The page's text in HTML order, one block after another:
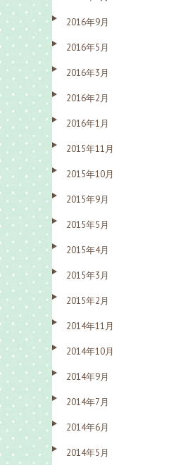
2016年9月
2016年5月
2016年3月
2016年2月
2016年1月
2015年11月
2015年10月
2015年9月
2015年5月
2015年4月
2015年3月
2015年2月
2014年11月
2014年10月
2014年9月
2014年7月
2014年6月
2014年5月